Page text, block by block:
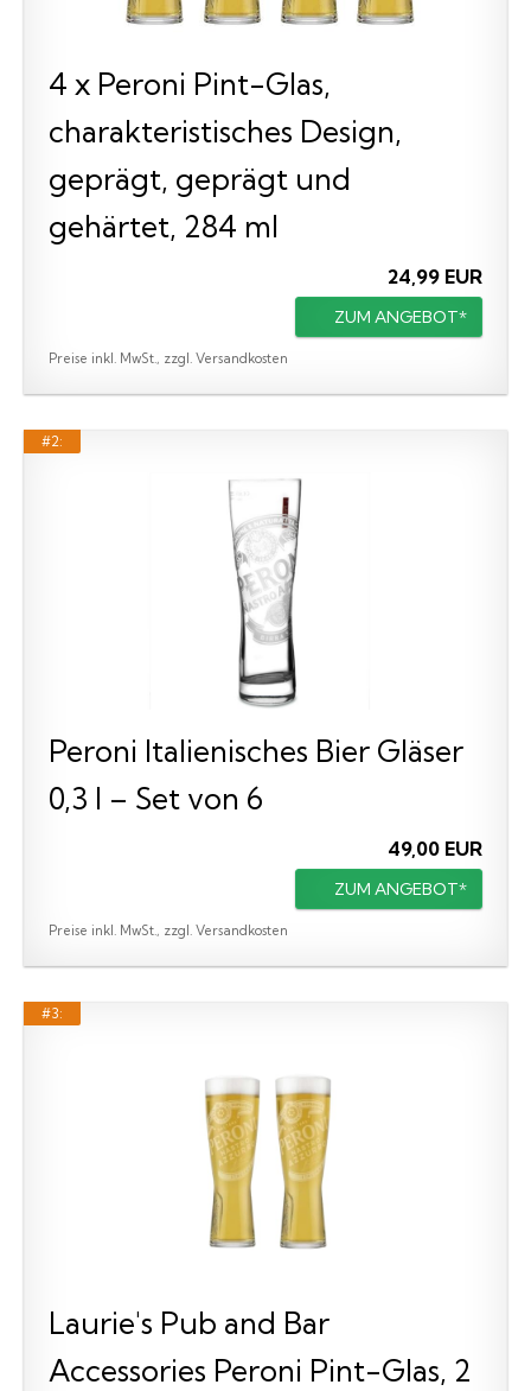
4 x Peroni Pint-Glas,
charakteristisches Design,
geprägt, geprägt und
gehärtet, 284 ml
24,99 EUR
ZUM ANGEBOT*
Preise inkl. MwSt., zzgl. Versandkosten
#2:
Peroni Italienisches Bier Gläser
0,3 l – Set von 6
49,00 EUR
ZUM ANGEBOT*
Preise inkl. MwSt., zzgl. Versandkosten
#3:
Laurie's Pub and Bar
Accessories Peroni Pint-Glas, 2